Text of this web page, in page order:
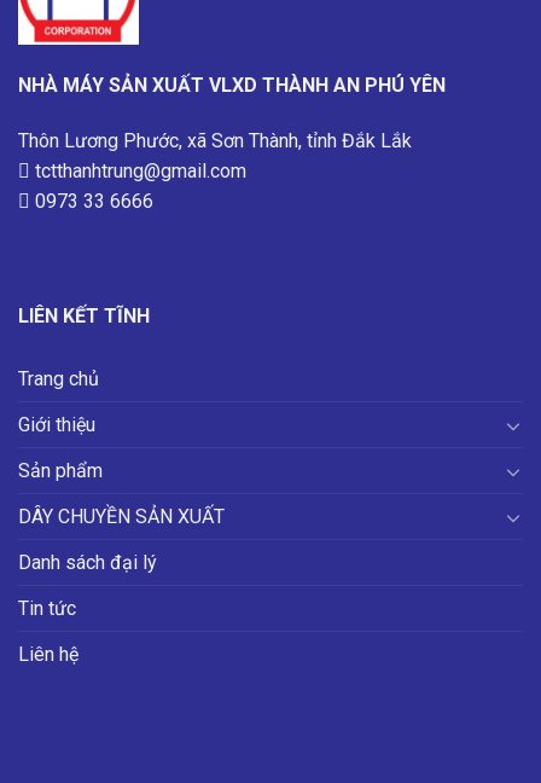
NHÀ MÁY SẢN XUẤT VLXD THÀNH AN PHÚ YÊN
Thôn Lương Phước, xã Sơn Thành, tỉnh Đắk Lắk
tctthanhtrung@gmail.com
0973 33 6666
LIÊN KẾT TĨNH
Trang chủ
Giới thiệu
Sản phẩm
DÂY CHUYỀN SẢN XUẤT
Danh sách đại lý
Tin tức
Liên hệ